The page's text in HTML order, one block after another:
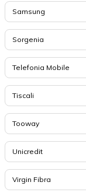
Samsung
Sorgenia
Telefonia Mobile
Tiscali
Tooway
Unicredit
Virgin Fibra